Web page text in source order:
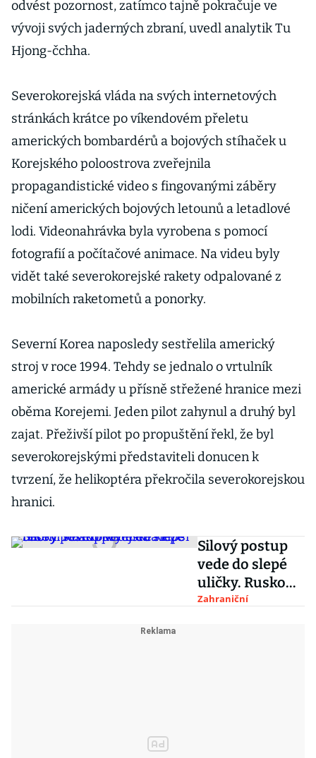
odvést pozornost, zatímco tajně pokračuje ve
vývoji svých jaderných zbraní, uvedl analytik Tu
Hjong-čchha.
Severokorejská vláda na svých internetových
stránkách krátce po víkendovém přeletu
amerických bombardérů a bojových stíhaček u
Korejského poloostrova zveřejnila
propagandistické video s fingovanými záběry
ničení amerických bojových letounů a letadlové
lodi. Videonahrávka byla vyrobena s pomocí
fotografií a počítačové animace. Na videu byly
vidět také severokorejské rakety odpalované z
mobilních raketometů a ponorky.
Severní Korea naposledy sestřelila americký
stroj v roce 1994. Tehdy se jednalo o vrtulník
americké armády u přísně střežené hranice mezi
oběma Korejemi. Jeden pilot zahynul a druhý byl
zajat. Přeživší pilot po propuštění řekl, že byl
severokorejskými představiteli donucen k
tvrzení, že helikoptéra překročila severokorejskou
hranici.
Silový postup
vede do slepé
uličky. Rusko
prý hledá lepší
Zahraniční